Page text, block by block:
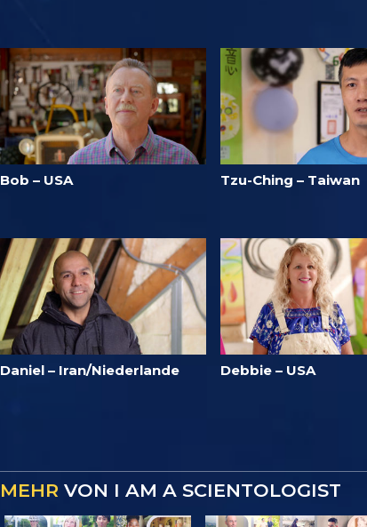
Bob – USA Tzu-Ching – Taiwan
Daniel – Iran/Niederlande Debbie – USA
MEHR VON I AM A SCIENTOLOGIST